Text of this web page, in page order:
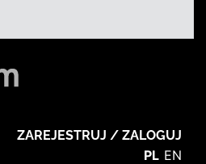
ZAREJESTRUJ / ZALOGUJ
PL EN